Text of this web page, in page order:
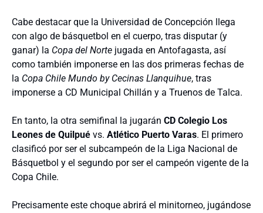
Cabe destacar que la Universidad de Concepción llega
con algo de básquetbol en el cuerpo, tras disputar (y
ganar) la Copa del Norte jugada en Antofagasta, así
como también imponerse en las dos primeras fechas de
la Copa Chile Mundo by Cecinas Llanquihue, tras
imponerse a CD Municipal Chillán y a Truenos de Talca.
En tanto, la otra semifinal la jugarán CD Colegio Los
Leones de Quilpué vs. Atlético Puerto Varas. El primero
clasificó por ser el subcampeón de la Liga Nacional de
Básquetbol y el segundo por ser el campeón vigente de la
Copa Chile.
Precisamente este choque abrirá el minitorneo, jugándose